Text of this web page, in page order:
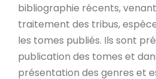
bibliographie récents,
traitement des tribus,
les tomes publiés. Ils sont
publication des tomes et
présentation des genres et